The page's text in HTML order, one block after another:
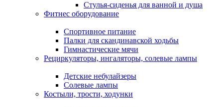
Стулья-сиденья для ванной и душа
Фитнес оборудование
Спортивное питание
Палки для скандинавской ходьбы
Гимнастические мячи
Рециркуляторы, ингаляторы, солевые лампы
Детские небулайзеры
Солевые лампы
Костыли, трости, ходунки